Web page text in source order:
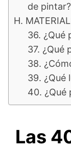
de pintar?
H.
36. ¿Qué
37. ¿Qué
38.
39. ¿Qué
40. ¿Qué
Las